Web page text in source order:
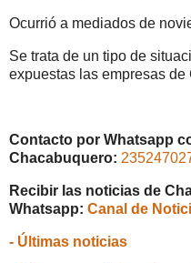
Ocurrió a mediados de
Se trata de un tipo de
expuestas las empresas de
Contacto por Whatsapp
Chacabuquero:
Recibir las noticias de
Whatsapp: Canal de
- Últimas noticias